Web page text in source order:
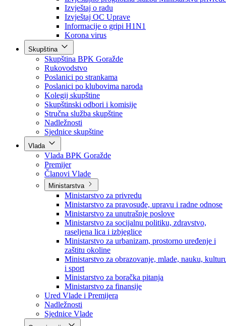
Obavještenja i izvještaji
Obavještenja Vlade
Izvještajno prognozna služba Ministarstva privrede
Izvještaj o radu
Izvještaj OC Uprave
Informacije o gripi H1N1
Korona virus
Skupština
Skupština BPK Goražde
Rukovodstvo
Poslanici po strankama
Poslanici po klubovima naroda
Kolegij skupštine
Skupštinski odbori i komisije
Stručna služba skupštine
Nadležnosti
Sjednice skupštine
Vlada
Vlada BPK Goražde
Premijer
Članovi Vlade
Ministarstva
Ministarstvo za privredu
Ministarstvo za pravosuđe, upravu i radne odnose
Ministarstvo za unutrašnje poslove
Ministarstvo za socijalnu politiku, zdravstvo,
raseljena lica i izbjeglice
Ministarstvo za urbanizam, prostorno uređenje i
zaštitu okoline
Ministarstvo za obrazovanje, mlade, nauku,
i sport
Ministarstvo za boračka pitanja
Ministarstvo za finansije
Ured Vlade i Premijera